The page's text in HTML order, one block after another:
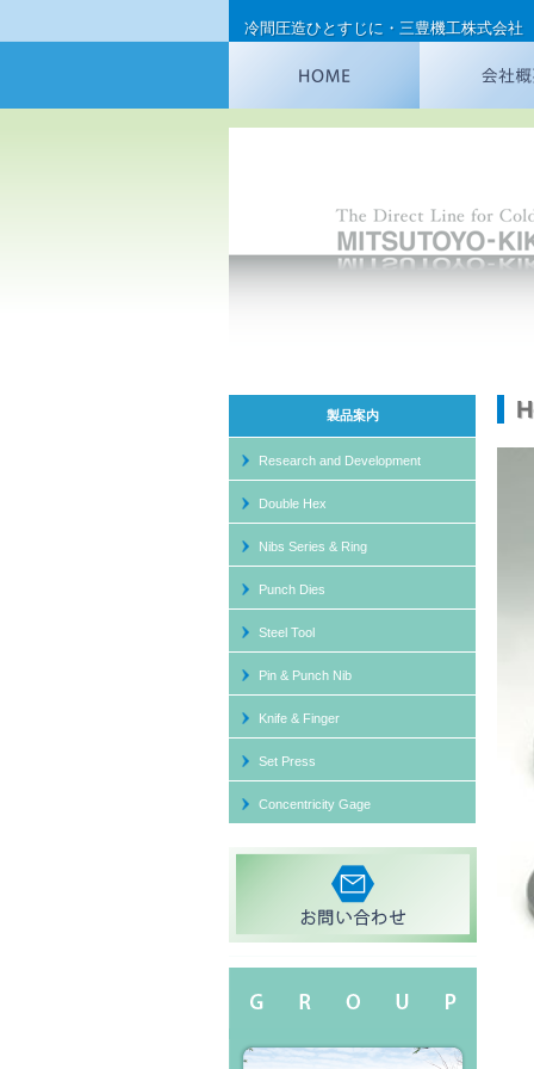
冷間圧造ひとすじに・三豊機工株式会社
製品案内
Research and Development
Double Hex
Nibs Series & Ring
Punch Dies
Steel Tool
Pin & Punch Nib
Knife & Finger
Set Press
Concentricity Gage